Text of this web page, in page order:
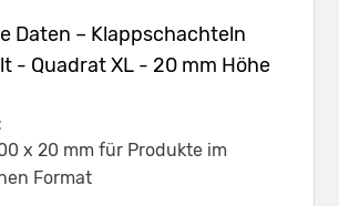
Daten – Klappschachteln
- Quadrat XL - 20 mm Höhe
x 20 mm für Produkte im
Format